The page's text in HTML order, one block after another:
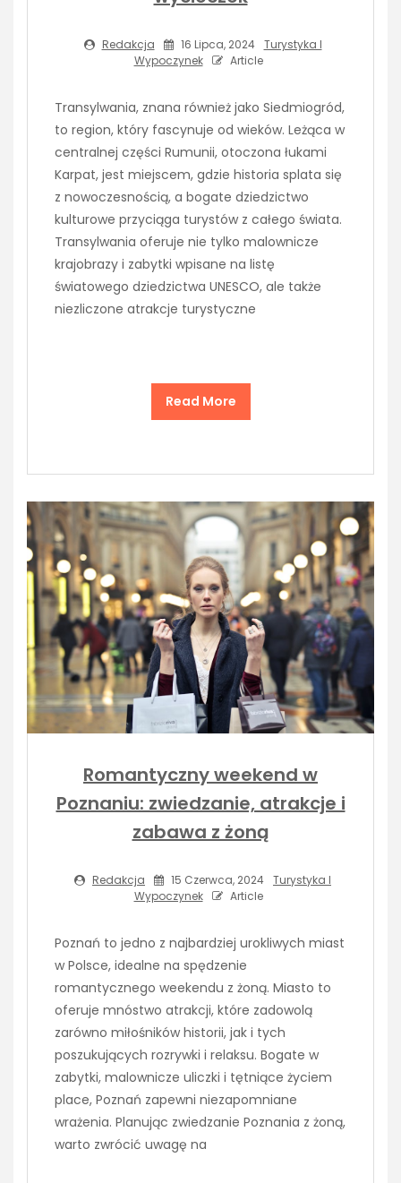
Redakcja 16 Lipca, 2024
Turystyka I
Wypoczynek
Article
Transylwania, znana również jako Siedmiogród,
to region, który fascynuje od wieków. Leżąca w
centralnej części Rumunii, otoczona łukami
Karpat, jest miejscem, gdzie historia splata się
z nowoczesnością, a bogate dziedzictwo
kulturowe przyciąga turystów z całego świata.
Transylwania oferuje nie tylko malownicze
krajobrazy i zabytki wpisane na listę
światowego dziedzictwa UNESCO, ale także
niezliczone atrakcje turystyczne
Read More
Romantyczny weekend w
Poznaniu: zwiedzanie, atrakcje i
zabawa z żoną
Redakcja 15 Czerwca, 2024 Turystyka I
Wypoczynek
Article
Poznań to jedno z najbardziej urokliwych miast
w Polsce, idealne na spędzenie
romantycznego weekendu z żoną. Miasto to
oferuje mnóstwo atrakcji, które zadowolą
zarówno miłośników historii, jak i tych
poszukujących rozrywki i relaksu. Bogate w
zabytki, malownicze uliczki i tętniące życiem
place, Poznań zapewni niezapomniane
wrażenia. Planując zwiedzanie Poznania z żoną,
warto zwrócić uwagę na